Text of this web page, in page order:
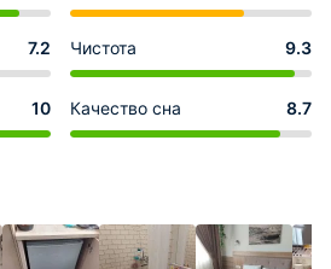
7.2 Чистота 9.3
10 Качество сна 8.7